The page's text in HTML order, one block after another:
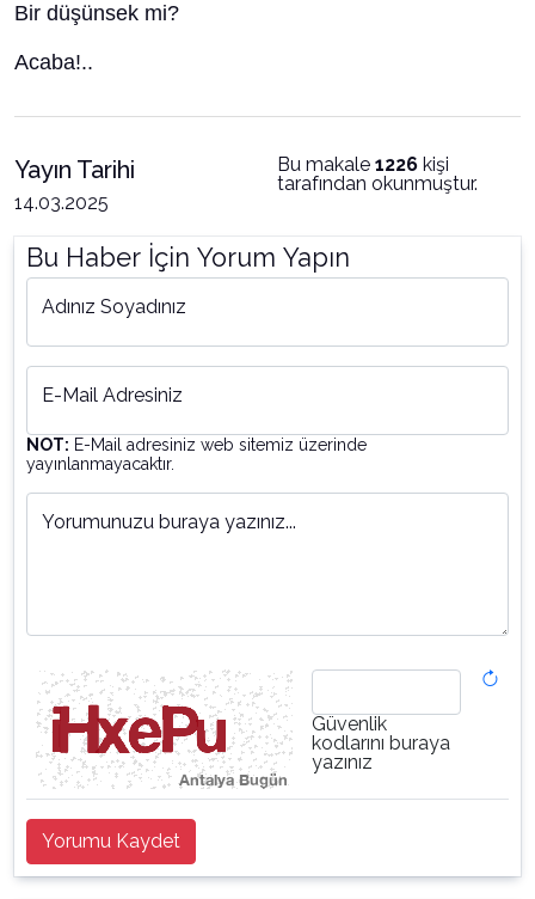
Bir düşünsek mi?
Acaba!..
Yayın Tarihi
14.03.2025
Bu makale 1226 kişi
tarafından okunmuştur.
Bu Haber İçin Yorum Yapın
Adınız Soyadınız
E-Mail Adresiniz
NOT: E-Mail adresiniz web sitemiz üzerinde
yayınlanmayacaktır.
Yorumunuzu buraya yazınız...
Güvenlik
kodlarını buraya
yazınız
Yorumu Kaydet